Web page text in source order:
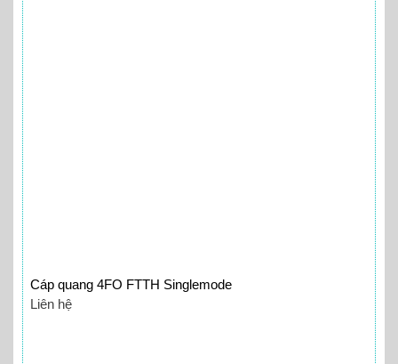
Cáp quang 4FO FTTH Singlemode
Liên hệ